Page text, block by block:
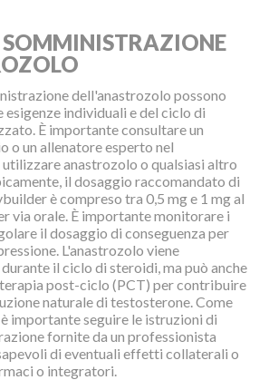
SOMMINISTRAZIONE
dell'anastrozolo possono
esigenze individuali e del ciclo di
È importante consultare un
o un allenatore esperto nel
anastrozolo o qualsiasi altro
il dosaggio raccomandato di
è compreso tra 0,5 mg e 1 mg al
via orale. È importante monitorare i
il dosaggio di conseguenza per
L'anastrozolo viene
il ciclo di steroidi, ma può anche
post-ciclo (PCT) per contribuire
naturale di testosterone. Come
importante seguire le istruzioni di
fornite da un professionista
di eventuali effetti collaterali o
o integratori.